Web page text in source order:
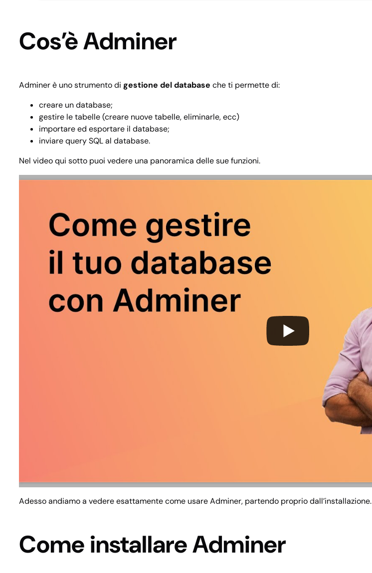
Cos’è Adminer
Adminer è uno strumento di gestione del database che ti permette di:
creare un database;
gestire le tabelle (creare nuove tabelle, eliminarle, ecc)
importare ed esportare il database;
inviare query SQL al database.
Nel video qui sotto puoi vedere una panoramica delle sue funzioni.
Adesso andiamo a vedere esattamente come usare Adminer, partendo proprio dall’installazione.
Come installare Adminer